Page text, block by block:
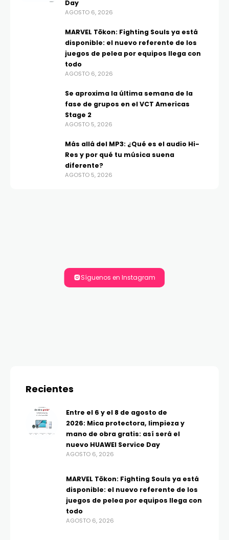
Day
AGOSTO 6, 2026
MARVEL Tōkon: Fighting Souls ya está
disponible: el nuevo referente de los
juegos de pelea por equipos llega con
todo
AGOSTO 6, 2026
Se aproxima la última semana de la
fase de grupos en el VCT Americas
Stage 2
AGOSTO 5, 2026
Más allá del MP3: ¿Qué es el audio Hi-
Res y por qué tu música suena
diferente?
AGOSTO 5, 2026
Síguenos en Instagram
Recientes
Entre el 6 y el 8 de agosto de
2026: Mica protectora, limpieza y
mano de obra gratis: así será el
nuevo HUAWEI Service Day
AGOSTO 6, 2026
MARVEL Tōkon: Fighting Souls ya está
disponible: el nuevo referente de los
juegos de pelea por equipos llega con
todo
AGOSTO 6, 2026